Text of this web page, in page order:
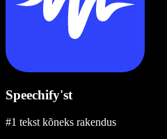
Speechify'st
#1 tekst kõneks rakendus